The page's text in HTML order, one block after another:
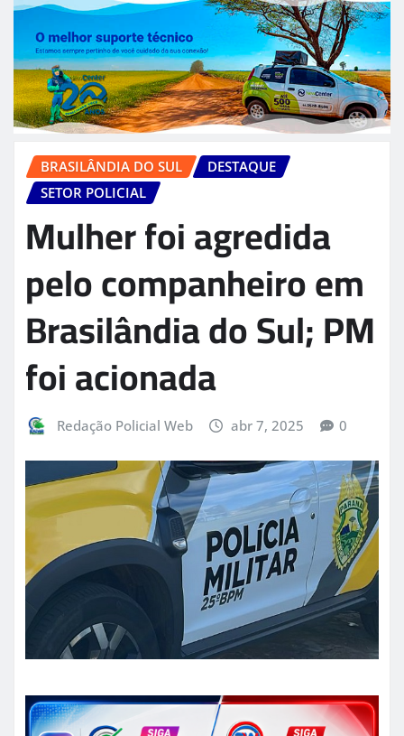
BRASILÂNDIA DO SUL
DESTAQUE
SETOR POLICIAL
Mulher foi agredida
pelo companheiro em
Brasilândia do Sul; PM
foi acionada
Redação Policial Web abr 7, 2025 0